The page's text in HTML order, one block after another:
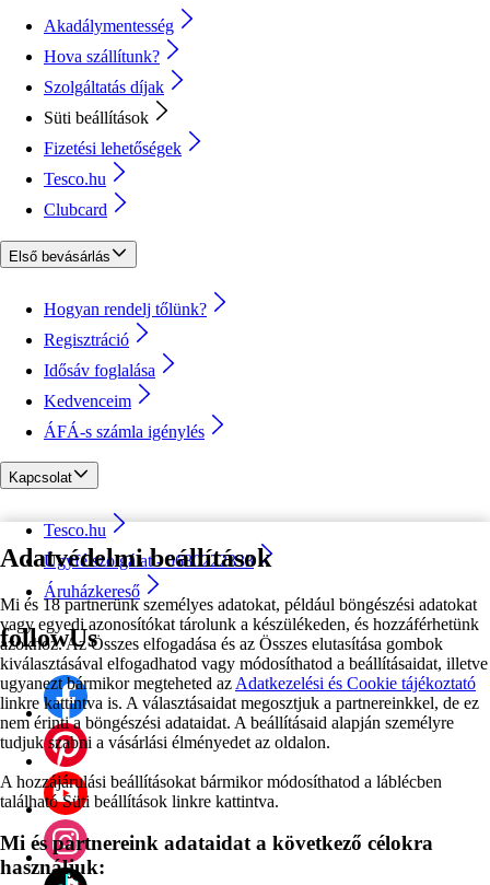
Adatvédelmi beállítások
Mi és 18 partnerünk személyes adatokat, például böngészési adatokat
vagy egyedi azonosítókat tárolunk a készülékeden, és hozzáférhetünk
azokhoz. Az Összes elfogadása és az Összes elutasítása gombok
kiválasztásával elfogadhatod vagy módosíthatod a beállításaidat, illetve
ugyanezt bármikor megteheted az Adatkezelési és Cookie tájékoztató
linkre kattintva is. A választásaidat megosztjuk a partnereinkkel, de ez
nem érinti a böngészési adataidat. A beállításaid alapján személyre
tudjuk szabni a vásárlási élményedet az oldalon.
A hozzájárulási beállításokat bármikor módosíthatod a láblécben
található Süti beállítások linkre kattintva.
Mi és partnereink adataidat a következő célokra
használjuk:
Akadálymentesség
Hova szállítunk?
Szolgáltatás díjak
Süti beállítások
Fizetési lehetőségek
Tesco.hu
Clubcard
Első bevásárlás
Hogyan rendelj tőlünk?
Regisztráció
Idősáv foglalása
Kedvenceim
ÁFÁ-s számla igénylés
Kapcsolat
Tesco.hu
Ügyfélszolgálat - 0680222333
Áruházkereső
followUs